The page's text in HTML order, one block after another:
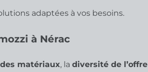
adaptées à vos besoins.
à Nérac
matériaux, la diversité de l’offre